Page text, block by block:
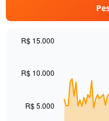
values.
Range:
to
91
The
R$ 5.000
R$ 10.000
R$ 15.000